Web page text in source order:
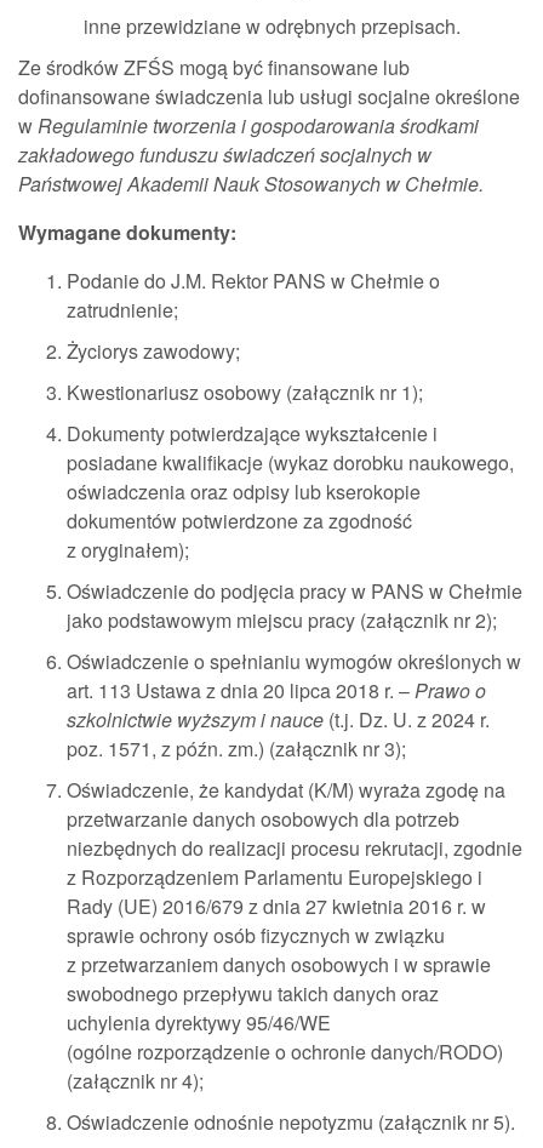
inne przewidziane w odrębnych przepisach.
Ze środków ZFŚS mogą być finansowane lub
dofinansowane świadczenia lub usługi socjalne określone
wRegulaminie tworzenia i gospodarowania środkami
zakładowego funduszu świadczeń socjalnych w
Państwowej Akademii Nauk Stosowanych w Chełmie.
Wymagane dokumenty:
Podanie do J.M. Rektor PANS w Chełmie o
zatrudnienie;
Życiorys zawodowy;
Kwestionariusz osobowy (załącznik nr 1);
Dokumenty potwierdzające wykształcenie i
posiadane kwalifikacje (wykaz dorobku naukowego,
oświadczenia oraz odpisy lub kserokopie
dokumentów potwierdzone za zgodność
z oryginałem);
Oświadczenie do podjęcia pracy w PANS w Chełmie
jako podstawowym miejscu pracy (załącznik nr 2);
Oświadczenie o spełnianiu wymogów określonych w
art. 113 Ustawa z dnia 20 lipca 2018 r. –Prawo o
szkolnictwie wyższym i nauce (t.j. Dz. U. z 2024 r.
poz. 1571, z późn. zm.) (załącznik nr 3);
Oświadczenie, że kandydat (K/M) wyraża zgodę na
przetwarzanie danych osobowych dla potrzeb
niezbędnych do realizacji procesu rekrutacji, zgodnie
z Rozporządzeniem Parlamentu Europejskiego i
Rady (UE) 2016/679 z dnia 27 kwietnia 2016 r. w
sprawie ochrony osób fizycznych w związku
z przetwarzaniem danych osobowych i w sprawie
swobodnego przepływu takich danych oraz
uchylenia dyrektywy 95/46/WE
(ogólne rozporządzenie o ochronie danych/RODO)
(załącznik nr 4);
Oświadczenie odnośnie nepotyzmu (załącznik nr 5).